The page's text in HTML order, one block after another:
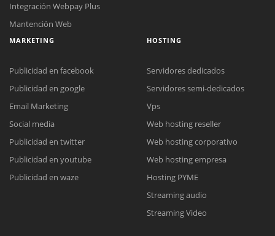
Reunión online
Nuestros ejecutivos le enviarán un correo electrónico con el enlace a
Meet para la reunión online.
Cotización
Todos nuestros ejecutivos están fuera de línea. Complete el formulario
Integración Webpay Plus
Mantención Web
MARKETING
Publicidad en facebook
Publicidad en google
Email Marketing
Social media
Publicidad en twitter
Publicidad en youtube
Publicidad en waze
HOSTING
Servidores dedicados
Servidores semi-dedicados
Vps
Web hosting reseller
Web hosting corporativo
Web hosting empresa
Hosting PYME
Streaming audio
Streaming Video